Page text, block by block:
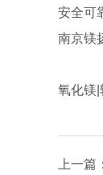
安全可
南京镁
氧化镁|
上一篇：